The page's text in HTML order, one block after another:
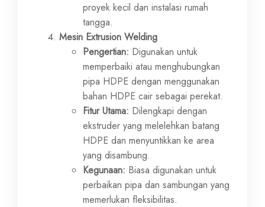
proyek kecil dan instalasi rumah
tangga.
Mesin Extrusion Welding
Pengertian: Digunakan untuk
memperbaiki atau menghubungkan
pipa HDPE dengan menggunakan
bahan HDPE cair sebagai perekat.
Fitur Utama: Dilengkapi dengan
ekstruder yang melelehkan batang
HDPE dan menyuntikkan ke area
yang disambung.
Kegunaan: Biasa digunakan untuk
perbaikan pipa dan sambungan yang
memerlukan fleksibilitas.